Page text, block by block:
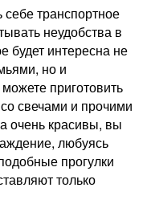
себе транспортное
неудобства в
будет интересна не
но и
приготовить
свечами и прочими
очень красивы, вы
любуясь
прогулки
только